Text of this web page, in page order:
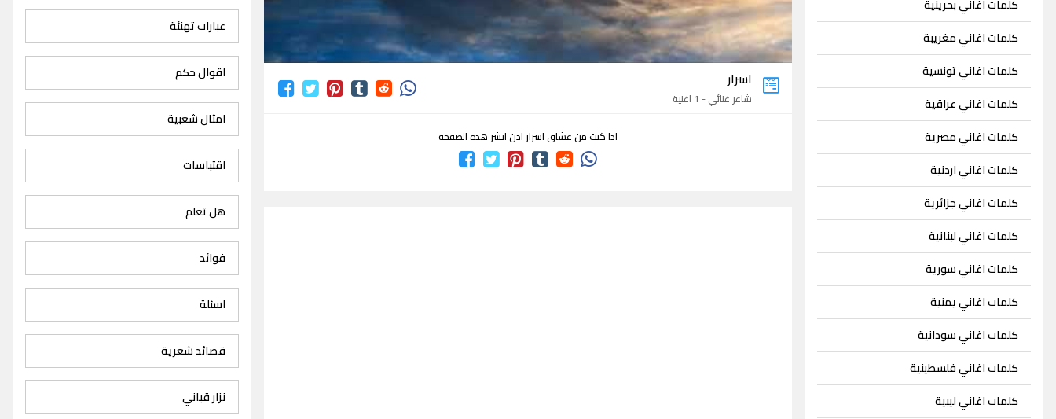
كلمات اغاني بحرينية
كلمات اغاني مغريبة
كلمات اغاني تونسية
كلمات اغاني عراقية
كلمات اغاني مصرية
كلمات اغاني اردنية
كلمات اغاني جزائرية
كلمات اغاني لبنانية
كلمات اغاني سورية
كلمات اغاني يمنية
كلمات اغاني سودانية
كلمات اغاني فلسطينية
كلمات اغاني ليبية
اسرار
شاعر غنائي - 1 اغنية
اذا كنت من عشاق اسرار اذن انشر هذه الصفحة
عبارات تهنئة
اقوال حكم
امثال شعبية
اقتباسات
هل تعلم
فوائد
اسئلة
قصائد شعرية
نزار قباني